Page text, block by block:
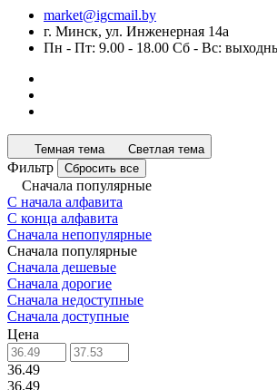
market@igcmail.by
г. Минск, ул. Инженерная 14а
Пн - Пт: 9.00 - 18.00 Сб - Вс:
Темная тема Светлая тема
Фильтр Сбросить все
Сначала популярные
С начала алфавита
С конца алфавита
Сначала непопулярные
Сначала популярные
Сначала дешевые
Сначала дорогие
Сначала недоступные
Сначала доступные
Цена
36.49
36.49